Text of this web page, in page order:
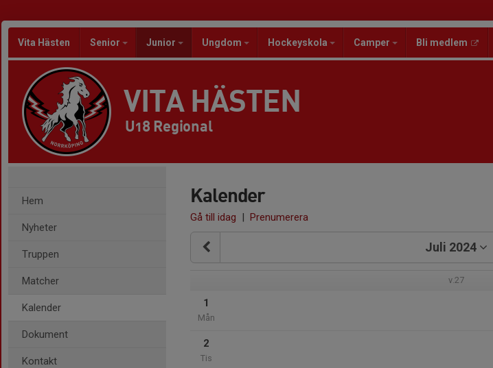
Vita Hästen Senior Junior Ungdom Hockeyskola Camper Bli medlem
VITA HÄSTEN
U18 Regional
Hem
Nyheter
Truppen
Matcher
Kalender
Dokument
Kontakt
Kalender
Gå till idag | Prenumerera
Juli 2024
v.27
1
Mån
2
Tis